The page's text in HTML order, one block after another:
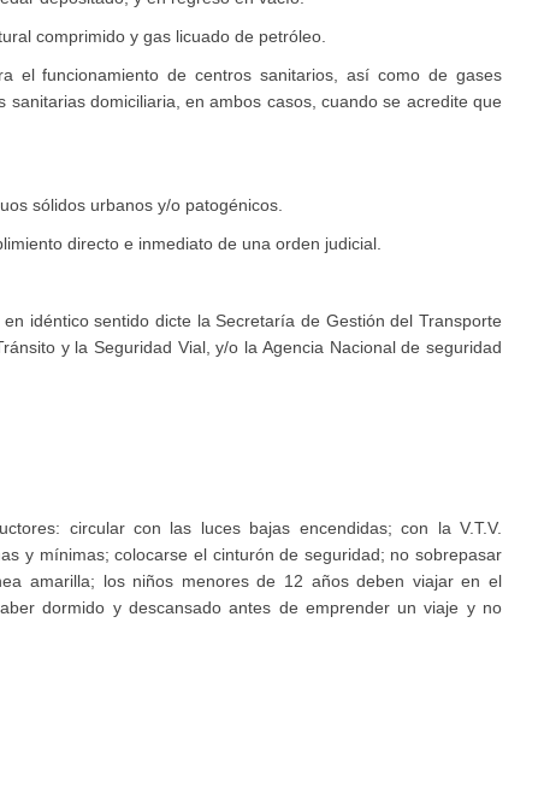
comprimido y gas licuado de petróleo.
el funcionamiento de centros sanitarios, así como de gases
domiciliaria, en ambos casos, cuando se acredite que
sólidos urbanos y/o patogénicos.
directo e inmediato de una orden judicial.
idéntico sentido dicte la Secretaría de Gestión del Transporte
y la Seguridad Vial, y/o la Agencia Nacional de seguridad
circular con las luces bajas encendidas; con la V.T.V.
y mínimas; colocarse el cinturón de seguridad; no sobrepasar
amarilla; los niños menores de 12 años deben viajar en el
dormido y descansado antes de emprender un viaje y no